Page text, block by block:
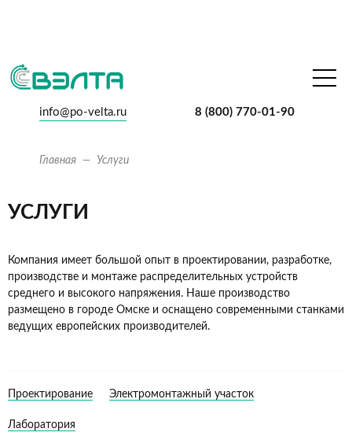
8 (800) 770-01-90
info@po-velta.ru
Главная Услуги
УСЛУГИ
Компания имеет большой опыт в проектировании, разработке,
производстве и монтаже распределительных устройств
среднего и высокого напряжения. Наше производство
размещено в городе Омске и оснащено современными станками
ведущих европейских производителей.
Проектирование Электромонтажный участок
Лаборатория